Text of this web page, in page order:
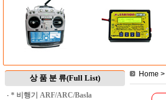
상 품 분 류(Full List)
· * 비행기 ARF/ARC/Basla
Home >